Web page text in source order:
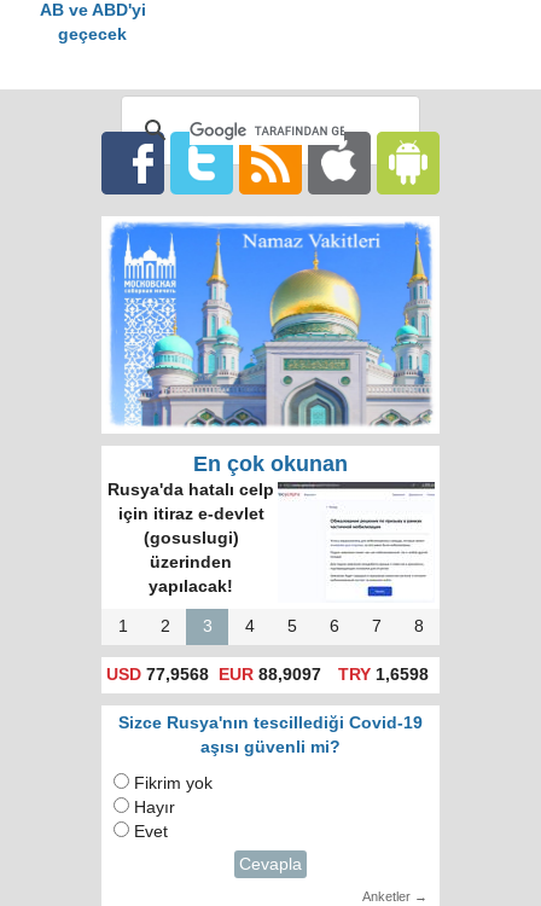
AB ve ABD'yi
geçecek
En çok okunan
Şanghay İşbirliği
Örgütü Bağlamında
Rusya-Türkiye
İlişkileri
1 2 3 4 5 6 7 8
USD 77,9568 EUR 88,9097 TRY1,6598
Sizce Rusya'nın tescillediği Covid-19
aşısı güvenli mi?
Fikrim yok
Hayır
Evet
Cevapla
Anketler →